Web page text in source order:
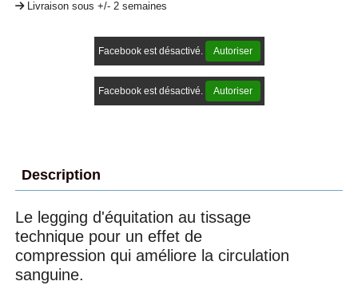
Livraison sous +/- 2 semaines
Facebook est désactivé. Autoriser
Facebook est désactivé. Autoriser
Description
Le legging d'équitation au tissage
technique pour un effet de
compression qui améliore la circulation
sanguine.